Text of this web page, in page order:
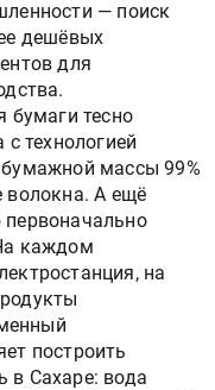
— поиск
дешёвых
для
бумаги тесно
с технологией
бумажной массы 99%
волокна. А ещё
каждом
на
построить
в Сахаре: вода